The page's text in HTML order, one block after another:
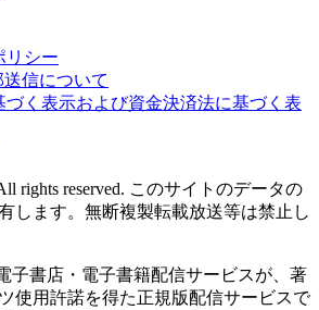
リシー
信について
づく表示および資金決済法に基づく表
rights reserved. このサイトのデータの
します。無断複製転載放送等は禁止し
子書店・電子書籍配信サービスが、著
使用許諾を得た正規版配信サービスで